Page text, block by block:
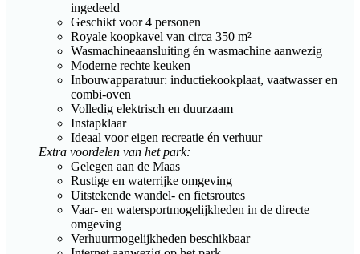
ingedeeld
Geschikt voor 4 personen
Royale koopkavel van circa 350 m²
Wasmachineaansluiting én wasmachine aanwezig
Moderne rechte keuken
Inbouwapparatuur: inductiekookplaat, vaatwasser en
combi-oven
Volledig elektrisch en duurzaam
Instapklaar
Ideaal voor eigen recreatie én verhuur
Extra voordelen van het park:
Gelegen aan de Maas
Rustige en waterrijke omgeving
Uitstekende wandel- en fietsroutes
Vaar- en watersportmogelijkheden in de directe
omgeving
Verhuurmogelijkheden beschikbaar